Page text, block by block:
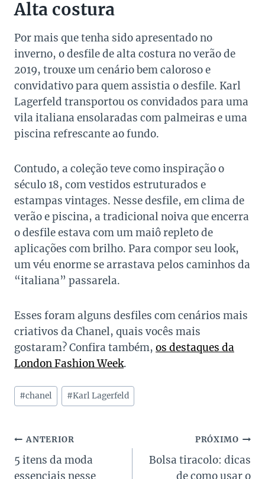
Alta costura
Por mais que tenha sido apresentado no
inverno, o desfile de alta costura no verão de
2019, trouxe um cenário bem caloroso e
convidativo para quem assistia o desfile. Karl
Lagerfeld transportou os convidados para uma
vila italiana ensolaradas com palmeiras e uma
piscina refrescante ao fundo.
Contudo, a coleção teve como inspiração o
século 18, com vestidos estruturados e
estampas vintages. Nesse desfile, em clima de
verão e piscina, a tradicional noiva que encerra
o desfile estava com um maiô repleto de
aplicações com brilho. Para compor seu look,
um véu enorme se arrastava pelos caminhos da
“italiana” passarela.
Esses foram alguns desfiles com cenários mais
criativos da Chanel, quais vocês mais
gostaram? Confira também, os destaques da
London Fashion Week.
Tags
do
#chanel #Karl Lagerfeld
Navegação
de
ANTERIOR
5 itens da moda
essenciais nesse
PRÓXIMO
Bolsa tiracolo: dicas
de como usar o